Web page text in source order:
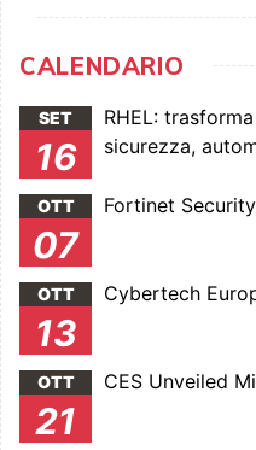
CALENDARIO
SET
16
RHEL:
sicurezza,
OTT
07
Fortinet
OTT
13
Cybertech
OTT
21
CES Unveiled